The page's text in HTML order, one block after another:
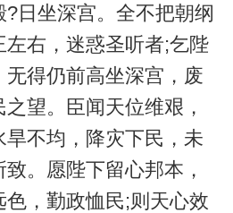
日坐深宫。全不把朝纲
右，迷惑圣听者;乞陛
得仍前高坐深宫，废
望。臣闻天位维艰，
不均，降灾下民，未
。愿陛下留心邦本，
，勤政恤民;则天心效